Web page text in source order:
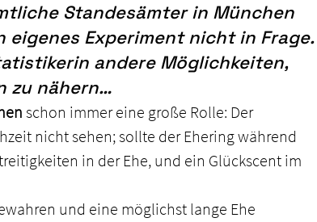
Standesämter in München
Experiment nicht in Frage.
andere Möglichkeiten,
zu nähern…
schon immer eine große Rolle: Der
nicht sehen; sollte der Ehering während
in der Ehe, und ein Glückscent im
und eine möglichst lange Ehe